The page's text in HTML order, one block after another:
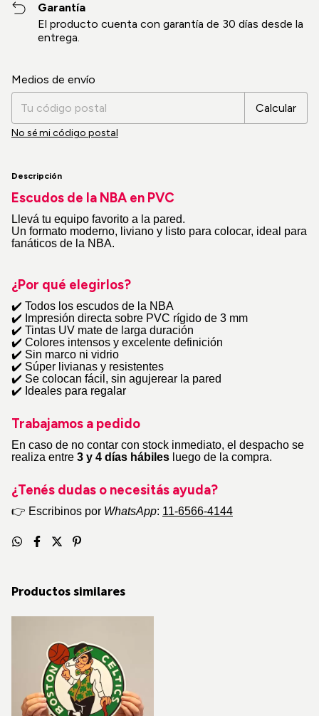
Garantía
El producto cuenta con garantía de 30 días desde la
entrega.
Entregas para el CP:
Medios de envío
Calcular
No sé mi código postal
Descripción
Escudos de la NBA en PVC
Llevá tu equipo favorito a la pared.
Un formato moderno, liviano y listo para colocar, ideal para
fanáticos de la NBA.
¿Por qué elegirlos?
✔ ️ Todos los escudos de la NBA
✔ ️ Impresión directa sobre PVC rígido de 3 mm
✔ ️ Tintas UV mate de larga duración
✔ ️ Colores intensos y excelente definición
✔ ️ Sin marco ni vidrio
✔ ️ Súper livianas y resistentes
✔ ️ Se colocan fácil, sin agujerear la pared
✔ ️ Ideales para regalar
Trabajamos a pedido
En caso de no contar con stock inmediato, el despacho se
realiza entre 3 y 4 días hábiles luego de la compra.
¿Tenés dudas o necesitás ayuda?
👉 Escribinos por WhatsApp: 11-6566-4144
Productos similares